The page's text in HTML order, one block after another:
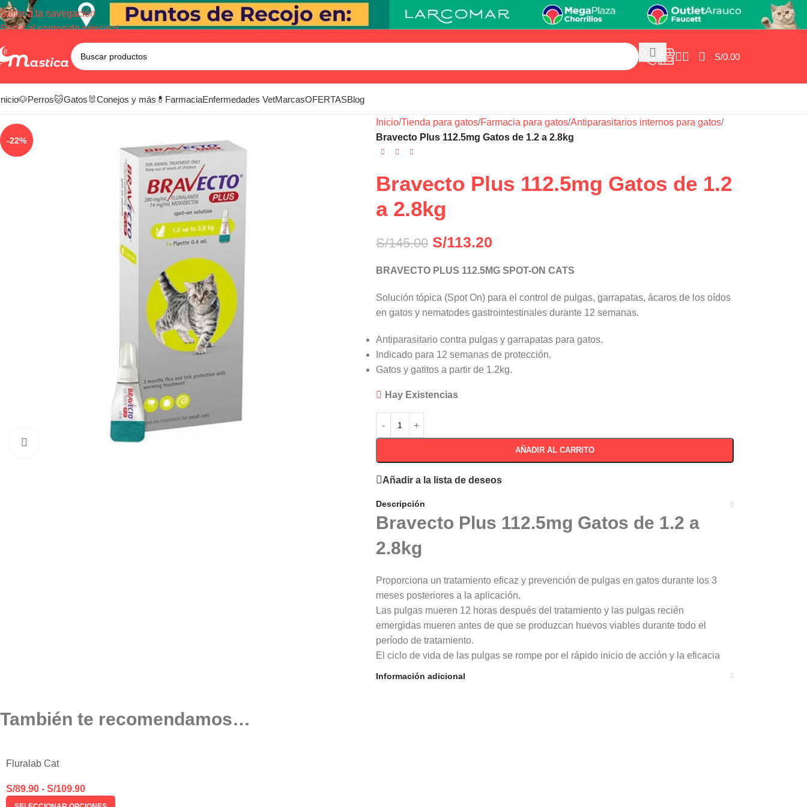
Saltar a la navegación
Saltar al contenido principal
S/0.00
🐶Perros🐱Gatos🐰Conejos y más 💊FarmaciaEnfermedades VetMarcasOFERTASBlog
-22%
Haga clic para ampliar
Inicio/Tienda para gatos/Farmacia para gatos/Antiparasitarios internos para gatos/
Bravecto Plus 112.5mg Gatos de 1.2 a 2.8kg
Bravecto Plus 112.5mg Gatos de 1.2
a 2.8kg
S/145.00 S/113.20
BRAVECTO PLUS 112.5MG SPOT-ON CATS
Solución tópica (Spot On) para el control de pulgas, garrapatas, ácaros de los oídos
en gatos y nematodes gastrointestinales durante 12 semanas.
Antiparasitario contra pulgas y garrapatas para gatos.
Indicado para 12 semanas de protección.
Gatos y gatitos a partir de 1.2kg.
Hay Existencias
AÑADIR AL CARRITO
Añadir a la lista de deseos
Descripción
Bravecto Plus 112.5mg Gatos de 1.2 a
2.8kg
Proporciona un tratamiento eficaz y prevención de pulgas en gatos durante los 3
meses posteriores a la aplicación.
Las pulgas mueren 12 horas después del tratamiento y las pulgas recién
emergidas mueren antes de que se produzcan huevos viables durante todo el
período de tratamiento.
El ciclo de vida de las pulgas se rompe por el rápido inicio de acción y la eficacia
duradera contra las pulgas adultas en el gato.
Información adicional
También te recomendamos…
Fluralab Cat
S/89.90 - S/109.90